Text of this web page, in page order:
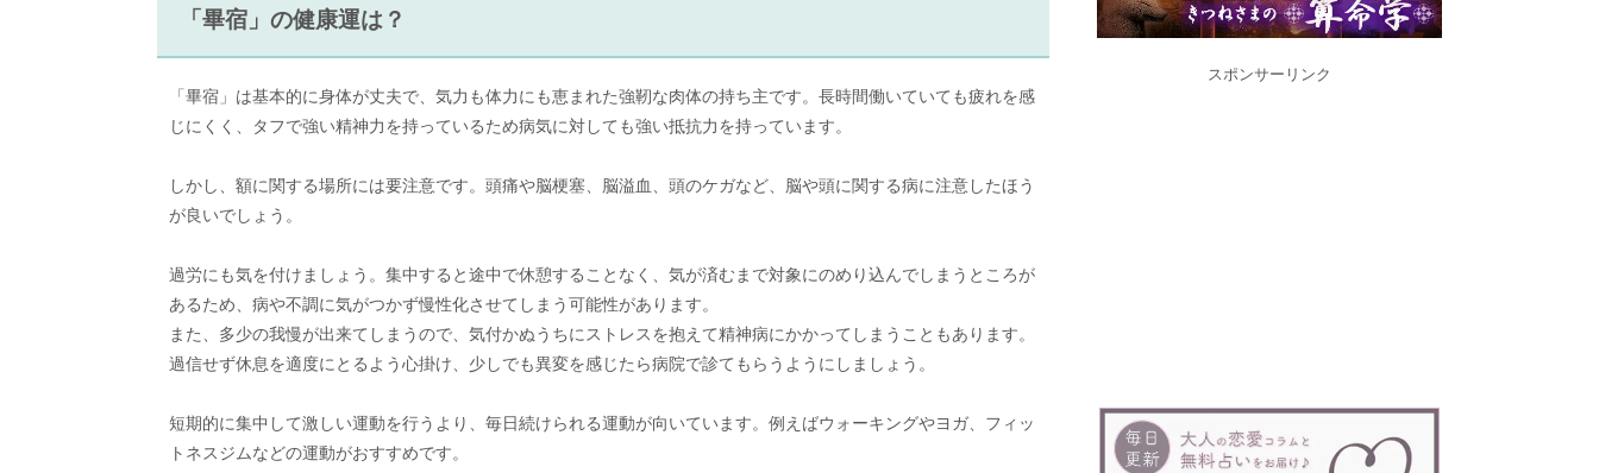
「畢宿」の健康運は？
「畢宿」は基本的に身体が丈夫で、気力も体力にも恵まれた強靭な肉体の持ち主です。長時間働いていても疲れを感
じにくく、タフで強い精神力を持っているため病気に対しても強い抵抗力を持っています。
しかし、額に関する場所には要注意です。頭痛や脳梗塞、脳溢血、頭のケガなど、脳や頭に関する病に注意したほう
が良いでしょう。
過労にも気を付けましょう。集中すると途中で休憩することなく、気が済むまで対象にのめり込んでしまうところが
あるため、病や不調に気がつかず慢性化させてしまう可能性があります。
また、多少の我慢が出来てしまうので、気付かぬうちにストレスを抱えて精神病にかかってしまうこともあります。
過信せず休息を適度にとるよう心掛け、少しでも異変を感じたら病院で診てもらうようにしましょう。
短期的に集中して激しい運動を行うより、毎日続けられる運動が向いています。例えばウォーキングやヨガ、フィッ
トネスジムなどの運動がおすすめです。
スポンサーリンク